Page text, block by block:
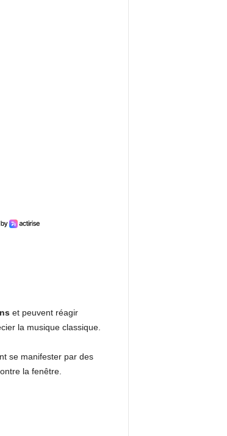
et peuvent réagir
la musique classique.
se manifester par des
la fenêtre.